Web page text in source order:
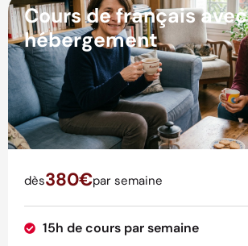
Cours de français avec
hébergement
dès380€par semaine
15h de cours par semaine